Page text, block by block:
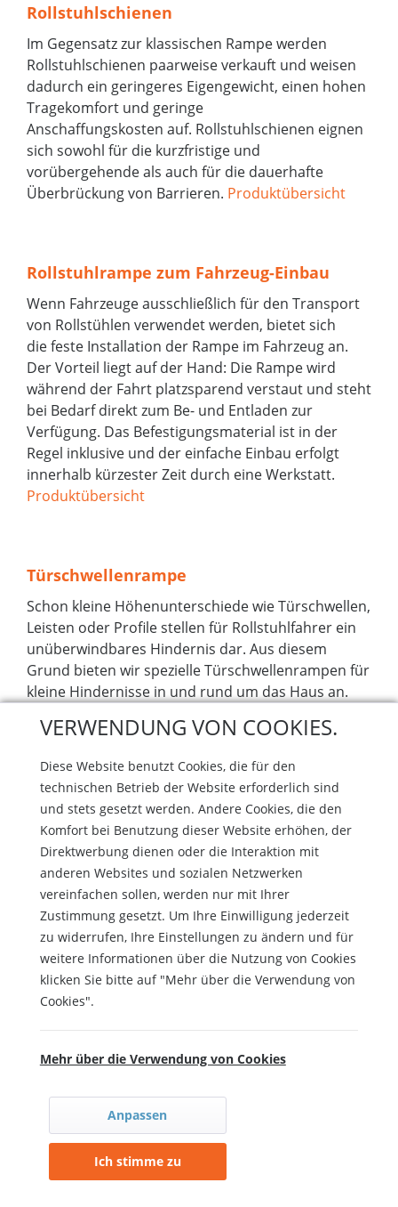
Rollstuhlschienen
Im Gegensatz zur klassischen Rampe werden
Rollstuhlschienen paarweise verkauft und weisen
dadurch ein geringeres Eigengewicht, einen hohen
Tragekomfort und geringe
Anschaffungskosten auf. Rollstuhlschienen eignen
sich sowohl für die kurzfristige und
vorübergehende als auch für die dauerhafte
Überbrückung von Barrieren. Produktübersicht
Rollstuhlrampe zum Fahrzeug-Einbau
Wenn Fahrzeuge ausschließlich für den Transport
von Rollstühlen verwendet werden, bietet sich
die feste Installation der Rampe im Fahrzeug an.
Der Vorteil liegt auf der Hand: Die Rampe wird
während der Fahrt platzsparend verstaut und steht
bei Bedarf direkt zum Be- und Entladen zur
Verfügung. Das Befestigungsmaterial ist in der
Regel inklusive und der einfache Einbau erfolgt
innerhalb kürzester Zeit durch eine Werkstatt.
Produktübersicht
Türschwellenrampe
Schon kleine Höhenunterschiede wie Türschwellen,
Leisten oder Profile stellen für Rollstuhlfahrer ein
unüberwindbares Hindernis dar. Aus diesem
Grund bieten wir spezielle Türschwellenrampen für
kleine Hindernisse in und rund um das Haus an.
Balkon- und Terrassenrampe
Die Zugänge zu Balkonen und Terrassen stellen für
Rollstuhlfahrer häufig ein Hindernis dar, da eine
Schwelle den Weg versperrt. Auch wenn die zu
überbrückende Höhendifferenz normalerweise
sehr gering ist, ist eine Überfahrfläche erforderlich.
Spezielle Balkon- und Terrassenrampen werden
dazu auf die Schwelle aufgelegt und bilden dadurch
eine ebene und stabile Überfahrfläche für
Rollstühle und Rollatoren. Auch wenn Sie
Höhenunterschieden auf beiden Seiten benötigen,
helfen wir Ihnen gerne weiter.Produktübersicht
Rollstuhl Hebelift
Der Hebelift spielt seine Vorteile vor allem
VERWENDUNG VON COOKIES.
Diese Website benutzt Cookies, die für den
technischen Betrieb der Website erforderlich sind
und stets gesetzt werden. Andere Cookies, die den
Komfort bei Benutzung dieser Website erhöhen, der
Direktwerbung dienen oder die Interaktion mit
anderen Websites und sozialen Netzwerken
vereinfachen sollen, werden nur mit Ihrer
Zustimmung gesetzt. Um Ihre Einwilligung jederzeit
zu widerrufen, Ihre Einstellungen zu ändern und für
weitere Informationen über die Nutzung von Cookies
klicken Sie bitte auf "Mehr über die Verwendung von
Cookies".
Mehr über die Verwendung von Cookies
Anpassen
Ich stimme zu